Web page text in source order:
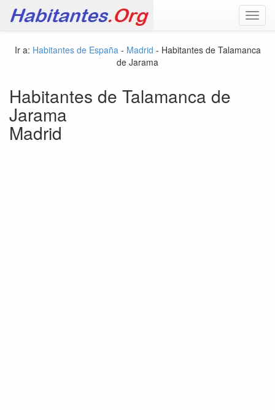
Ir a: Habitantes de España - Madrid - Habitantes de Talamanca
de Jarama
Habitantes de Talamanca de
Jarama
Madrid